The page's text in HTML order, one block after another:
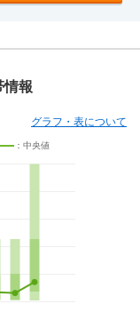
情報
グラフ・表について
：中央値